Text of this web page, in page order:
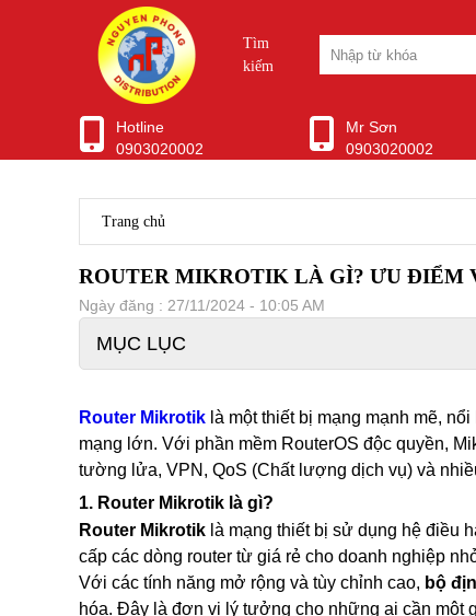
Tìm
kiếm
Hotline
0903020002
Mr Sơn
0903020002
WIfi SMB H3C
Wifi Draytek
Ubiquiti Airmax
Wifi Mikrotik
WiFi ENGENIUS
Modem Router
Router Mikrotik
Router Cisco
Router Grandstream
Gateway H3C
EdgeRouter
Trang chủ
ROUTER MIKROTIK LÀ GÌ? ƯU ĐIỂM
Ngày đăng : 27/11/2024 - 10:05 AM
MỤC LỤC
Router Mikrotik là một thiết bị mạng mạnh mẽ,
mạng lớn. Với phần mềm RouterOS độc quyền,
tường lửa, VPN, QoS (Chất lượng dịch vụ) và
1. Router Mikrotik là gì?
Router Mikrotik là mạng thiết bị sử dụng hệ điều
cấp các dòng router từ giá rẻ cho doanh nghiệp
Với các tính năng mở rộng và tùy chỉnh cao, bộ
hóa. Đây là đơn vị lý tưởng cho những ai cần một